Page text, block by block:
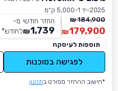
2025 יד 1
5,000 ק״מ
184,900 ₪
179,900
₪
החזר חודשי מ-
1,739
₪לחודש*
תוספות לעיסקה
לפגישה בסוכנות
*חישוב ההחזר מפורט בתקנון